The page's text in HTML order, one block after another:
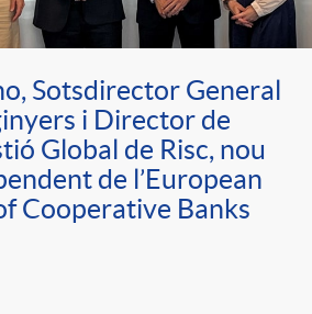
Sotsdirector General
i Director de
Global de Risc, nou
de l’European
Cooperative Banks